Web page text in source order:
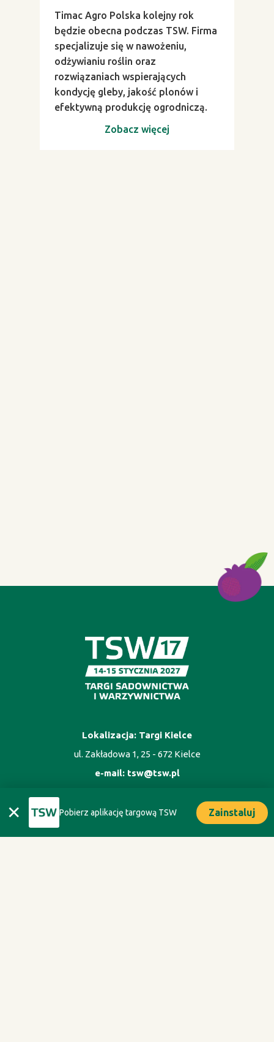
✕ Pobierz aplikację targową TSW Zainstaluj
Timac Agro Polska kolejny rok
będzie obecna podczas TSW. Firma
specjalizuje się w nawożeniu,
odżywianiu roślin oraz
rozwiązaniach wspierających
kondycję gleby, jakość plonów i
efektywną produkcję ogrodniczą.
Zobacz więcej
Lokalizacja: Targi Kielce
ul. Zakładowa 1, 25 - 672 Kielce
e-mail: tsw@tsw.pl
ORGANIZATOR